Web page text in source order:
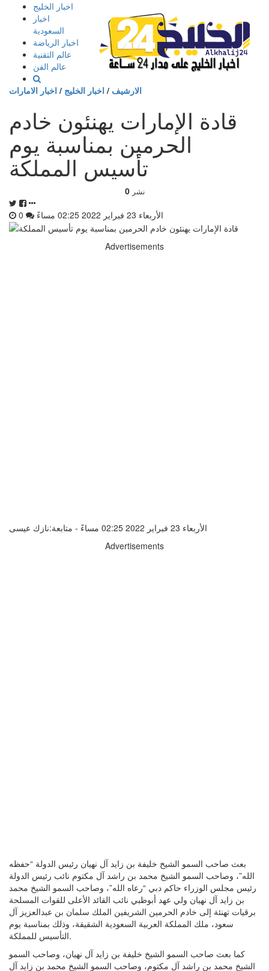
إذهب
المحتوى
اخبار الخليج
اخبار
السعودية
اخبار الرياضة
عالم التقنية
عالم الفن
الارشيف / اخبار الخليج / اخبار الامارات
قادة الإمارات يهنئون خادم
الحرمين بمناسبة يوم
تأسيس المملكة
0 نشر
الأربعاء 23 فبراير 2022 02:25 مساءً
Advertisements
الأربعاء 23 فبراير 2022 02:25 مساءً - متابعة:نازك عيسى
Advertisements
بعث صاحب السمو الشيخ خليفة بن زايد آل نهيان رئيس الدولة “حفظه
الله”، وصاحب السمو الشيخ محمد بن راشد آل مكتوم نائب رئيس الدولة
رئيس مجلس الوزراء حاكم دبي “رعاه الله”، وصاحب السمو الشيخ محمد
بن زايد آل نهيان ولي عهد أبوظبي نائب القائد الأعلى للقوات المسلحة
برقيات تهنئة إلى خادم الحرمين الشريفين الملك سلمان بن عبدالعزيز آل
سعود، ملك المملكة العربية السعودية الشقيقة، وذلك بمناسبة يوم
التأسيس للمملكة.
كما بعث صاحب السمو الشيخ خليفة بن زايد آل نهيان، وصاحب السمو
الشيخ محمد بن راشد آل مكتوم، وصاحب السمو الشيخ محمد بن زايد آل